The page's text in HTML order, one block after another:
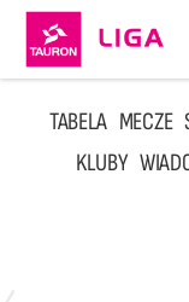
TABELA MECZE
KLUBY